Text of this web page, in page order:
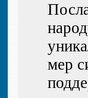
мер